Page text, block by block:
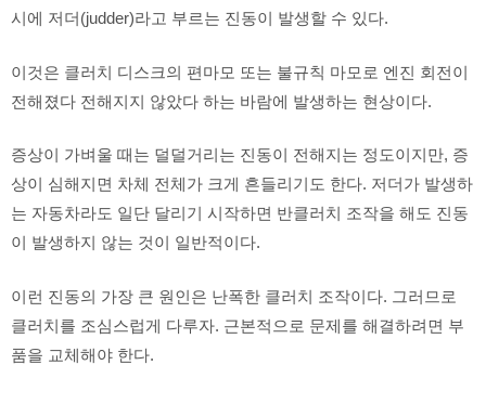
시에 저더(judder)라고 부르는 진동이 발생할 수 있다.
이것은 클러치 디스크의 편마모 또는 불규칙 마모로 엔진 회전이
전해졌다 전해지지 않았다 하는 바람에 발생하는 현상이다.
증상이 가벼울 때는 덜덜거리는 진동이 전해지는 정도이지만, 증
상이 심해지면 차체 전체가 크게 흔들리기도 한다. 저더가 발생하
는 자동차라도 일단 달리기 시작하면 반클러치 조작을 해도 진동
이 발생하지 않는 것이 일반적이다.
이런 진동의 가장 큰 원인은 난폭한 클러치 조작이다. 그러므로
클러치를 조심스럽게 다루자. 근본적으로 문제를 해결하려면 부
품을 교체해야 한다.